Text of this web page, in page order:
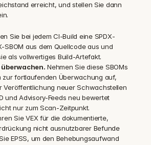
erreicht, und stellen Sie dann
Sie bei jedem CI-Build eine SPDX-
SBOM aus dem Quellcode aus und
als vollwertiges Build-Artefakt.
Nehmen Sie diese SBOMs
zur fortlaufenden Überwachung auf,
Veröffentlichung neuer Schwachstellen
und Advisory-Feeds neu bewertet
nur zum Scan-Zeitpunkt.
Sie VEX für die dokumentierte,
nicht ausnutzbarer Befunde
EPSS, um den Behebungsaufwand